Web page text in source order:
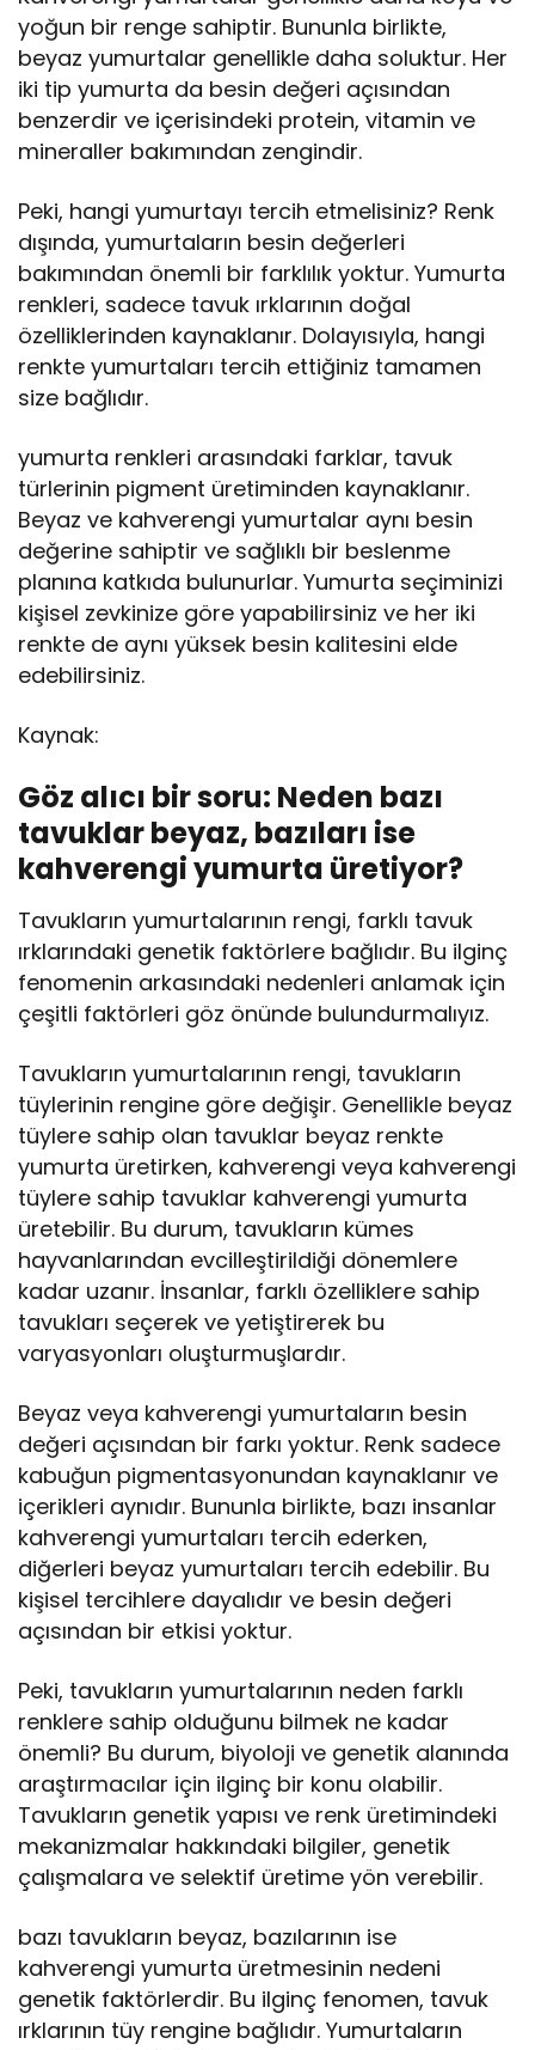
yoğun bir renge sahiptir. Bununla birlikte,
beyaz yumurtalar genellikle daha soluktur. Her
iki tip yumurta da besin değeri açısından
benzerdir ve içerisindeki protein, vitamin ve
mineraller bakımından zengindir.
Peki, hangi yumurtayı tercih etmelisiniz? Renk
dışında, yumurtaların besin değerleri
bakımından önemli bir farklılık yoktur. Yumurta
renkleri, sadece tavuk ırklarının doğal
özelliklerinden kaynaklanır. Dolayısıyla, hangi
renkte yumurtaları tercih ettiğiniz tamamen
size bağlıdır.
yumurta renkleri arasındaki farklar, tavuk
türlerinin pigment üretiminden kaynaklanır.
Beyaz ve kahverengi yumurtalar aynı besin
değerine sahiptir ve sağlıklı bir beslenme
planına katkıda bulunurlar. Yumurta seçiminizi
kişisel zevkinize göre yapabilirsiniz ve her iki
renkte de aynı yüksek besin kalitesini elde
edebilirsiniz.
Kaynak:
Göz alıcı bir soru: Neden bazı
tavuklar beyaz, bazıları ise
kahverengi yumurta üretiyor?
Tavukların yumurtalarının rengi, farklı tavuk
ırklarındaki genetik faktörlere bağlıdır. Bu ilginç
fenomenin arkasındaki nedenleri anlamak için
çeşitli faktörleri göz önünde bulundurmalıyız.
Tavukların yumurtalarının rengi, tavukların
tüylerinin rengine göre değişir. Genellikle beyaz
tüylere sahip olan tavuklar beyaz renkte
yumurta üretirken, kahverengi veya kahverengi
tüylere sahip tavuklar kahverengi yumurta
üretebilir. Bu durum, tavukların kümes
hayvanlarından evcilleştirildiği dönemlere
kadar uzanır. İnsanlar, farklı özelliklere sahip
tavukları seçerek ve yetiştirerek bu
varyasyonları oluşturmuşlardır.
Beyaz veya kahverengi yumurtaların besin
değeri açısından bir farkı yoktur. Renk sadece
kabuğun pigmentasyonundan kaynaklanır ve
içerikleri aynıdır. Bununla birlikte, bazı insanlar
kahverengi yumurtaları tercih ederken,
diğerleri beyaz yumurtaları tercih edebilir. Bu
kişisel tercihlere dayalıdır ve besin değeri
açısından bir etkisi yoktur.
Peki, tavukların yumurtalarının neden farklı
renklere sahip olduğunu bilmek ne kadar
önemli? Bu durum, biyoloji ve genetik alanında
araştırmacılar için ilginç bir konu olabilir.
Tavukların genetik yapısı ve renk üretimindeki
mekanizmalar hakkındaki bilgiler, genetik
çalışmalara ve selektif üretime yön verebilir.
bazı tavukların beyaz, bazılarının ise
kahverengi yumurta üretmesinin nedeni
genetik faktörlerdir. Bu ilginç fenomen, tavuk
ırklarının tüy rengine bağlıdır. Yumurtaların